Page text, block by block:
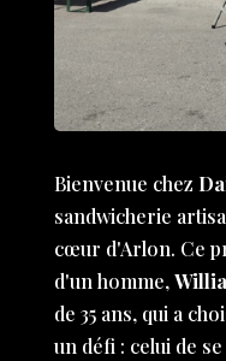
Bienvenue chez
sandwicherie
cœur d'Arlon. Ce
d'un homme,
de 35 ans, qui a
un défi : celui de